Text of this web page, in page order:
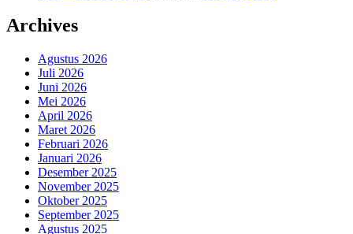
Archives
Agustus 2026
Juli 2026
Juni 2026
Mei 2026
April 2026
Maret 2026
Februari 2026
Januari 2026
Desember 2025
November 2025
Oktober 2025
September 2025
Agustus 2025